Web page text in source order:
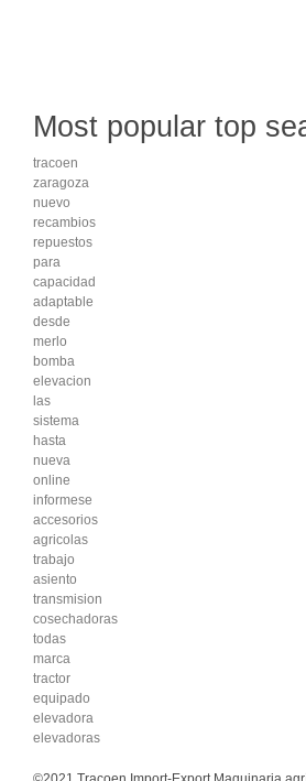
Most popular top
tracoen
zaragoza
nuevo
recambios
repuestos
para
capacidad
adaptable
desde
merlo
bomba
elevacion
las
sistema
hasta
nueva
online
informese
accesorios
agricolas
trabajo
asiento
transmision
cosechadoras
todas
marca
tractor
equipado
elevadora
elevadoras